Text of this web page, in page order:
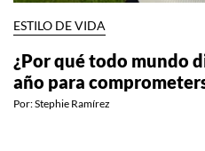
ESTILO DE VIDA
¿Por qué todo mundo
año para
Por:Stephie Ramírez